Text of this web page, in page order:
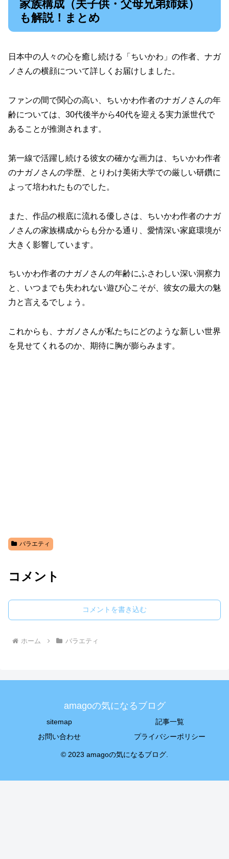
家族構成（夫子供・父母兄弟姉妹）
も解説！まとめ
日本中の人々の心を癒し続ける「ちいかわ」の作者、ナガ
ノさんの横顔について詳しくお届けしました。
ファンの間で関心の高い、ちいかわ作者のナガノさんの年
齢については、30代後半から40代を迎える実力派世代で
あることが推測されます。
第一線で活躍し続ける彼女の確かな画力は、ちいかわ作者
のナガノさんの学歴、とりわけ美術大学での厳しい研鑽に
よって培われたものでした。
また、作品の根底に流れる優しさは、ちいかわ作者のナガ
ノさんの家族構成からも分かる通り、愛情深い家庭環境が
大きく影響しています。
ちいかわ作者のナガノさんの年齢にふさわしい深い洞察力
と、いつまでも失われない遊び心こそが、彼女の最大の魅
力と言えるでしょう。
これからも、ナガノさんが私たちにどのような新しい世界
を見せてくれるのか、期待に胸が膨らみます。
バラエティ
コメント
コメントを書き込む
ホーム バラエティ
amagoの気になるブログ
sitemap
記事一覧
お問い合わせ
プライバシーポリシー
© 2023 amagoの気になるブログ.